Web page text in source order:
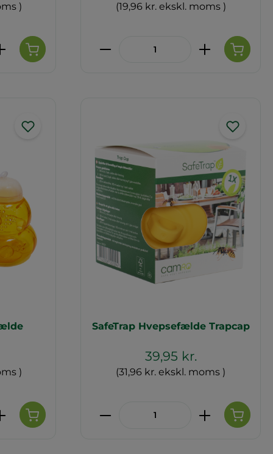
eller brug knapperne til at øge
)
Indtast den ønskede mængde
(19,96 kr. ekskl. moms )
Produktmængde:
eller brug knapperne til at øge
)
Indtast den ønskede mængde
SafeTrap Hvepsefælde Trapcap
39,95 kr.
(31,96 kr. ekskl. moms )
Produktmængde: